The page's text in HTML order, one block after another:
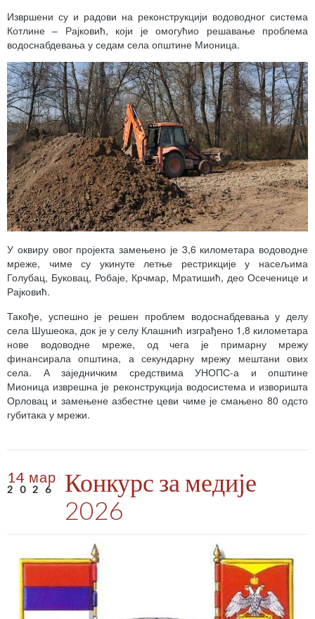
Извршени су и радови на реконструкцији водоводног система
Котлине – Рајковић, који је омогућио решавање проблема
водоснабдевања у седам села општине Мионица.
У оквиру овог пројекта замењено је 3,6 километара водоводне
мреже, чиме су укинуте летње рестрикције у насељима
Голубац, Буковац, Робаје, Крчмар, Мратишић, део Осеченице и
Рајковић.
Такође, успешно је решен проблем водоснабдевања у делу
села Шушеока, док је у селу Клашнић изграђено 1,8 километара
нове водоводне мреже, од чега је примарну мрежу
финансирала општина, а секундарну мрежу мештани ових
села. А заједничким средствима УНОПС-а и општине
Мионица изврешна је реконструкција водосистема и изворишта
Орловац и замењене азбестне цеви чиме је смањено 80 одсто
губитака у мрежи.
14 мар
2026
Конкурс за медије
2026